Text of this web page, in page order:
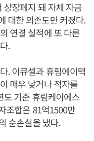
장폐지 돼 자체 자금
대한 의존도만 커졌다.
연결 실적에 또 다른
.
. 이큐셀과 휴림에이텍
매우 낮거나 적자를
도 기준 휴림케이에스
조합은 81억1500만
순손실을 냈다.